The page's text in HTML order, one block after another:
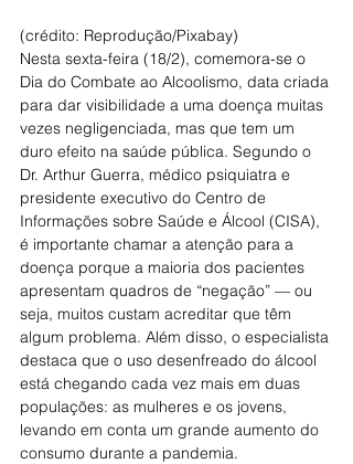
(crédito: Reprodução/Pixabay)
Nesta sexta-feira (18/2), comemora-se o
Dia do Combate ao Alcoolismo, data criada
para dar visibilidade a uma doença muitas
vezes negligenciada, mas que tem um
duro efeito na saúde pública. Segundo o
Dr. Arthur Guerra, médico psiquiatra e
presidente executivo do Centro de
Informações sobre Saúde e Álcool (CISA),
é importante chamar a atenção para a
doença porque a maioria dos pacientes
apresentam quadros de “negação” — ou
seja, muitos custam acreditar que têm
algum problema. Além disso, o especialista
destaca que o uso desenfreado do álcool
está chegando cada vez mais em duas
populações: as mulheres e os jovens,
levando em conta um grande aumento do
consumo durante a pandemia.